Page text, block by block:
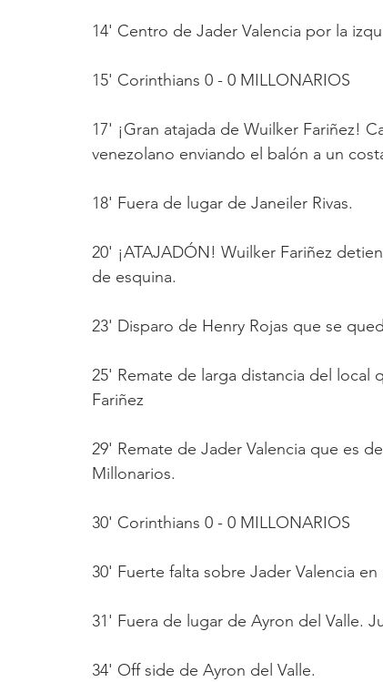
14' Centro de Jader Valencia por la
15' Corinthians 0 - 0 MILLONARIOS
17' ¡Gran atajada de Wuilker Fariñez!
venezolano enviando el balón a un
18' Fuera de lugar de Janeiler Rivas.
20' ¡ATAJADÓN! Wuilker Fariñez
de esquina.
23' Disparo de Henry Rojas que se
25' Remate de larga distancia del
Fariñez
29' Remate de Jader Valencia que es
Millonarios.
30' Corinthians 0 - 0 MILLONARIOS
30' Fuerte falta sobre Jader Valencia
31' Fuera de lugar de Ayron del Valle.
34' Off side de Ayron del Valle.